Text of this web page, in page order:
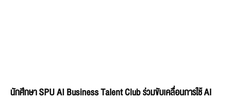
นักศึกษา SPU AI Business Talent Club ร่วมขับเคลื่อนการใช้ AI